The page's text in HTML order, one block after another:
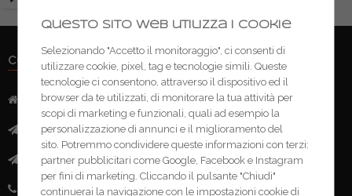
CONTATTI
Indirizzo:Via Mazzini, 52 - 46043 Castiglione delle Stivere (MN)
Mail:info@ferramentacima.com
Pec:ferrcima@pec.it
Telefono:(+39) 0376 943911
Questo sito web utilizza i cookie
Selezionando "Accetto il monitoraggio", ci consenti di
utilizzare cookie, pixel, tag e tecnologie simili. Queste
tecnologie ci consentono, attraverso il dispositivo ed il
browser da te utilizzati, di monitorare la tua attività per
scopi di marketing e funzionali, quali ad esempio la
personalizzazione di annunci e il miglioramento del
sito. Potremmo condividere queste informazioni con terzi:
partner pubblicitari come Google, Facebook e Instagram
per fini di marketing. Cliccando il pulsante "Chiudi"
continuerai la navigazione con le impostazioni cookie di